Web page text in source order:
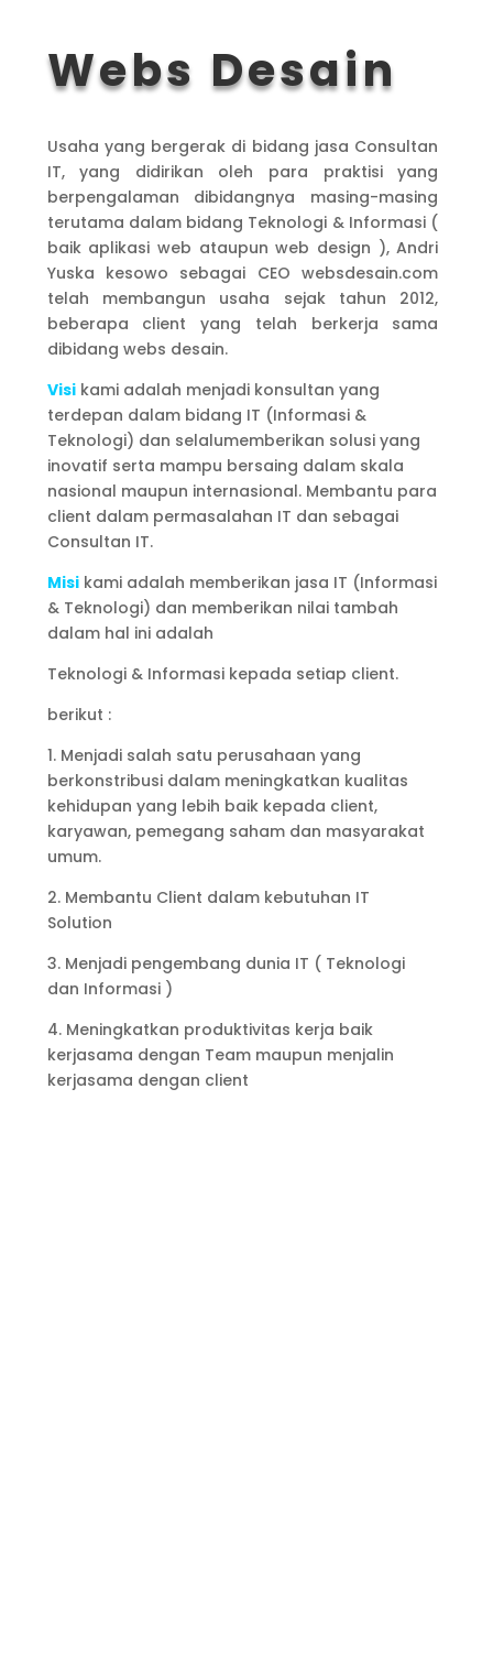
Webs Desain
Usaha yang bergerak di bidang jasa Consultan
IT, yang didirikan oleh para praktisi yang
berpengalaman dibidangnya masing-masing
terutama dalam bidang Teknologi & Informasi (
baik aplikasi web ataupun web design ), Andri
Yuska kesowo sebagai CEO websdesain.com
telah membangun usaha sejak tahun 2012,
beberapa client yang telah berkerja sama
dibidang webs desain.
Visi kami adalah menjadi konsultan yang
terdepan dalam bidang IT (Informasi &
Teknologi) dan selalumemberikan solusi yang
inovatif serta mampu bersaing dalam skala
nasional maupun internasional. Membantu para
client dalam permasalahan IT dan sebagai
Consultan IT.
Misikami adalah memberikan jasa IT (Informasi
& Teknologi) dan memberikan nilai tambah
dalam hal ini adalah
Teknologi & Informasi kepada setiap client.
berikut :
1. Menjadi salah satu perusahaan yang
berkonstribusi dalam meningkatkan kualitas
kehidupan yang lebih baik kepada client,
karyawan, pemegang saham dan masyarakat
umum.
2. Membantu Client dalam kebutuhan IT
Solution
3. Menjadi pengembang dunia IT ( Teknologi
dan Informasi )
4. Meningkatkan produktivitas kerja baik
kerjasama dengan Team maupun menjalin
kerjasama dengan client